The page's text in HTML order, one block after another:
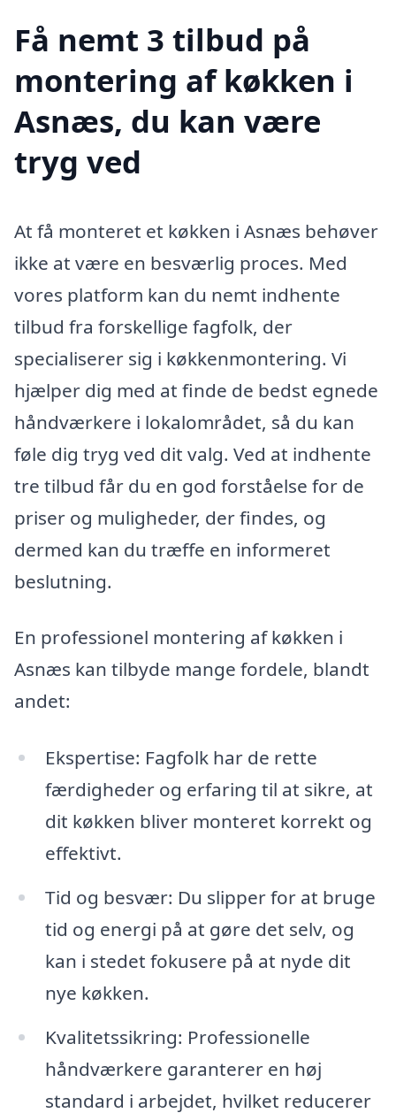
Få nemt 3 tilbud på
montering af køkken i
Asnæs, du kan være
tryg ved
At få monteret et køkken i Asnæs behøver
ikke at være en besværlig proces. Med
vores platform kan du nemt indhente
tilbud fra forskellige fagfolk, der
specialiserer sig i køkkenmontering. Vi
hjælper dig med at finde de bedst egnede
håndværkere i lokalområdet, så du kan
føle dig tryg ved dit valg. Ved at indhente
tre tilbud får du en god forståelse for de
priser og muligheder, der findes, og
dermed kan du træffe en informeret
beslutning.
En professionel montering af køkken i
Asnæs kan tilbyde mange fordele, blandt
andet:
Ekspertise: Fagfolk har de rette
færdigheder og erfaring til at sikre, at
dit køkken bliver monteret korrekt og
effektivt.
Tid og besvær: Du slipper for at bruge
tid og energi på at gøre det selv, og
kan i stedet fokusere på at nyde dit
nye køkken.
Kvalitetssikring: Professionelle
håndværkere garanterer en høj
standard i arbejdet, hvilket reducerer